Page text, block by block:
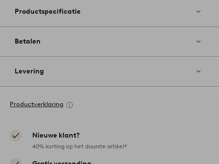
Productspecificatie
Betalen
Levering
Productverklaring
Nieuwe klant?
40% korting op het duurste artikel*